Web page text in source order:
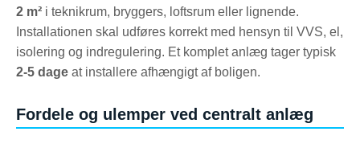
2 m² i teknikrum, bryggers, loftsrum eller lignende.
Installationen skal udføres korrekt med hensyn til VVS, el,
isolering og indregulering. Et komplet anlæg tager typisk
2-5 dage at installere afhængigt af boligen.
Fordele og ulemper ved centralt anlæg